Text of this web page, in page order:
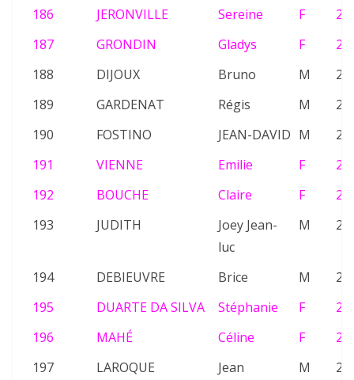
186
JERONVILLE Sereine F
187
GRONDIN Gladys F
188
DIJOUX Bruno M
189
GARDENAT Régis M
190
FOSTINO JEAN-DAVID M
191
VIENNE Emilie F
192
BOUCHE Claire F
193
JUDITH
Joey Jean-
luc
M
194 DEBIEUVRE Brice M
195
DUARTE DA SILVA Stéphanie F
196
MAHÉ Céline F
197
LAROQUE
Jean
M